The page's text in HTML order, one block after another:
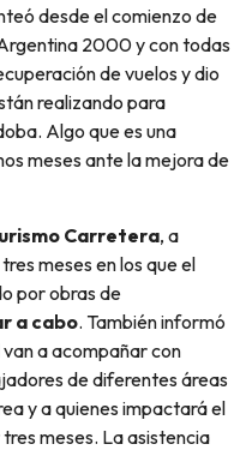
desde el comienzo de
2000 y con todas
de vuelos y dio
realizando para
Algo que es una
meses ante la mejora de
Carretera, a
meses en los que el
por obras de
a cabo. También informó
a acompañar con
de diferentes áreas
y a quienes impactará el
meses. La asistencia